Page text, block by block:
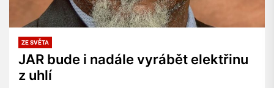
ZE SVĚTA
JAR bude i nadále vyrábět elektřinu
z uhlí